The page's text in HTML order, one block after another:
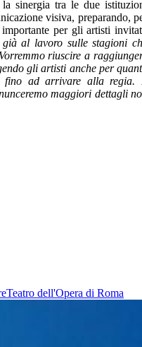
sinergia tra le due
visiva, preparando,
per gli artisti
al lavoro sulle stagioni
riuscire a
gli artisti anche per
fino ad arrivare alla regia.
maggiori dettagli
Teatro dell'Opera di Roma